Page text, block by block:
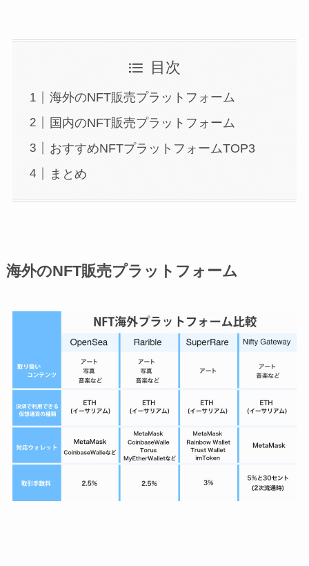
目次
海外のNFT販売プラットフォーム
国内のNFT販売プラットフォーム
おすすめNFTプラットフォームTOP3
まとめ
海外のNFT販売プラットフォーム